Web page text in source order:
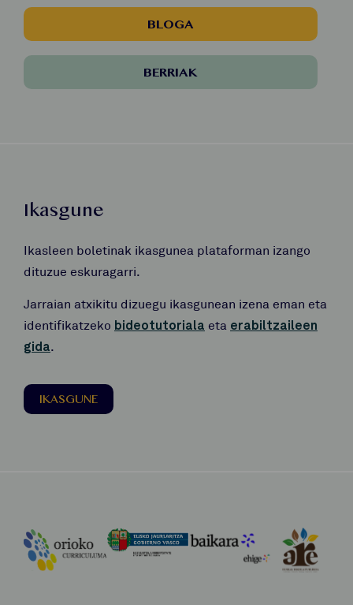
BLOGA
BERRIAK
Ikasgune
Ikasleen boletinak ikasgunea plataforman izango
dituzue eskuragarri.
Jarraian atxikitu dizuegu ikasgunean izena eman eta
identifikatzeko bideotutoriala eta erabiltzaileen
gida.
IKASGUNE